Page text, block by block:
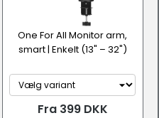
One For All Monitor arm,
smart | Enkelt (13" – 32")
Fra 399 DKK